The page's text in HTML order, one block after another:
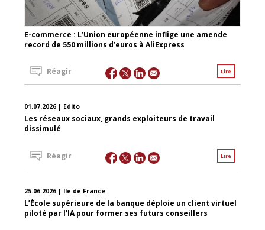
E-commerce : L’Union européenne inflige une amende
record de 550 millions d’euros à AliExpress
Lire
Réagir
01.07.2026 | Edito
Les réseaux sociaux, grands exploiteurs de travail
dissimulé
Lire
Réagir
25.06.2026 | Ile de France
L’École supérieure de la banque déploie un client virtuel
piloté par l’IA pour former ses futurs conseillers